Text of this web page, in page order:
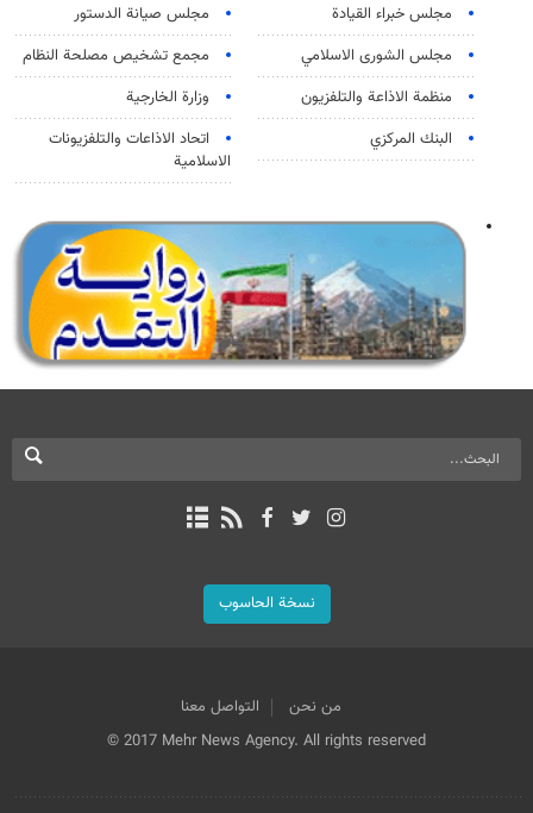
مجلس خبراء القيادة
مجلس صيانة الدستور
مجلس الشورى الاسلامي
مجمع تشخيص مصلحة النظام
منظمة الاذاعة والتلفزیون
وزارة الخارجية
البنك المركزي
اتحاد الاذاعات والتلفزيونات
الاسلامية
نسخة الحاسوب
من نحن
التواصل معنا
© 2017 Mehr News Agency. All rights reserved